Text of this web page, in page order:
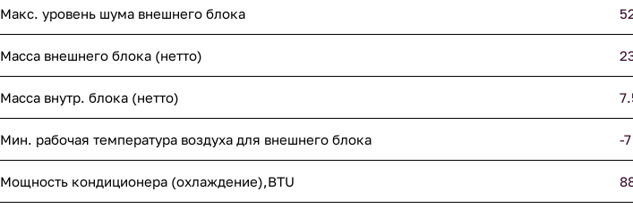
Макс. уровень шума внешнего блока
Масса внешнего блока (нетто)
Масса внутр. блока (нетто)
Мин. рабочая температура воздуха для внешнего блока -
Мощность кондиционера (охлаждение),BTU